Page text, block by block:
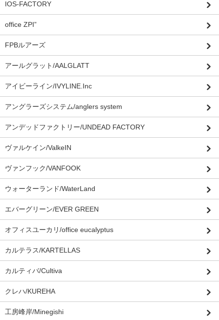
IOS-FACTORY
office ZPI”
FPBルアーズ
アールグラット/AALGLATT
アイビーライン/IVYLINE.Inc
アングラーズシステム/anglers system
アンデッドファクトリー/UNDEAD FACTORY
ヴァルケイン/ValkeIN
ヴァンフック/VANFOOK
ウォーターランド/WaterLand
エバーグリーン/EVER GREEN
オフィスユーカリ/office eucalyptus
カルテラス/KARTELLAS
カルティバ/Cultiva
クレハ/KUREHA
工房峰岸/Minegishi